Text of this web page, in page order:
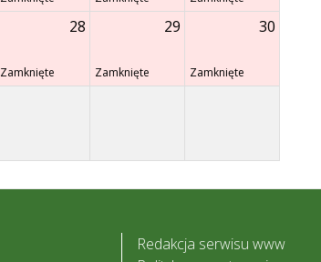
28
Zamknięte
29
Zamknięte
30
Zamknięte
Redakcja serwisu www